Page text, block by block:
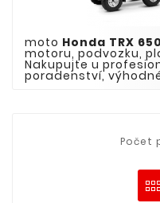
moto Honda TRX
motoru, podvozku,
Nakupujte u
poradenství,
Počet